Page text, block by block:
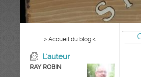
> Accueil du blog <
L'auteur
RAY ROBIN